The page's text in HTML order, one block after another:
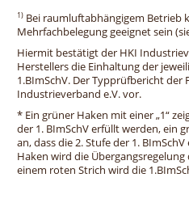
1) Bei raumluftabhängigem Betrieb
Mehrfachbelegung geeignet sein
Hiermit bestätigt der HKI
Herstellers die Einhaltung der
1.BImSchV. Der Typprüfbericht der
Industrieverband e.V. vor.
* Ein grüner Haken mit einer „1“
der 1. BImSchV erfüllt werden, ein
an, dass die 2. Stufe der 1.
Haken wird die
einem roten Strich wird die